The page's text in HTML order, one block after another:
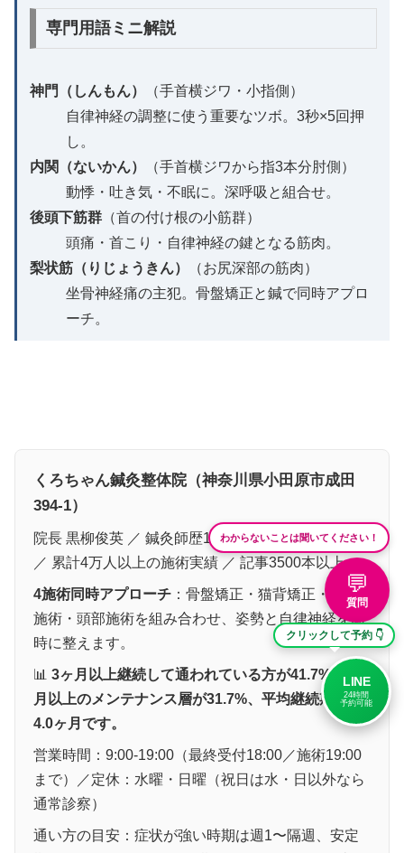
専門用語ミニ解説
神門（しんもん）
（手首横ジワ・小指側）
自律神経の調整に使う重要なツボ。3秒×5回押
し。
内関（ないかん）
（手首横ジワから指3本分肘側）
動悸・吐き気・不眠に。深呼吸と組合せ。
後頭下筋群 （首の付け根の小筋群）
頭痛・首こり・自律神経の鍵となる筋肉。
梨状筋（りじょうきん）
（お尻深部の筋肉）
坐骨神経痛の主犯。骨盤矯正と鍼で同時アプロ
ーチ。
くろちゃん鍼灸整体院（神奈川県小田原市成田
394-1）
院長 黒柳俊英 ／ 鍼灸師歴17年（2009年4月取得）
／ 累計4万人以上の施術実績 ／ 記事3500本以上
4施術同時アプローチ ：骨盤矯正・猫背矯正・鍼灸
施術・頭部施術を組み合わせ、姿勢と自律神経を同
時に整えます。
📊 3ヶ月以上継続して通われている方が41.7%、6ヶ
月以上のメンテナンス層が31.7%、平均継続期間は
4.0ヶ月です。
営業時間：9:00-19:00（最終受付18:00／施術19:00
まで）／定休：水曜・日曜（祝日は水・日以外なら
通常診察）
通い方の目安：症状が強い時期は週1〜隔週、安定
わからないことは聞いてください！
💬
質問
クリックして予約 👇
LINE
24時間
予約可能